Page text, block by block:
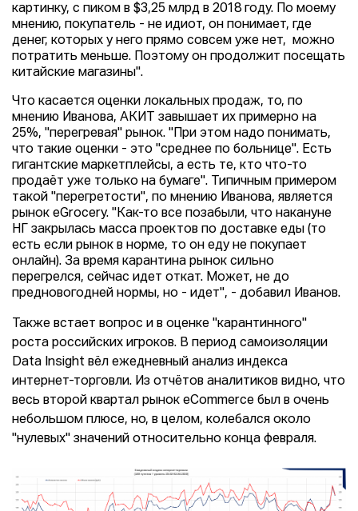
картинку, с пиком в $3,25 млрд в 2018 году. По моему
мнению, покупатель - не идиот, он понимает, где
денег, которых у него прямо совсем уже нет, можно
потратить меньше. Поэтому он продолжит посещать
китайские магазины".
Что касается оценки локальных продаж, то, по
мнению Иванова, АКИТ завышает их примерно на
25%, "перегревая" рынок. "При этом надо понимать,
что такие оценки - это "среднее по больнице". Есть
гигантские маркетплейсы, а есть те, кто что-то
продаёт уже только на бумаге". Типичным примером
такой "перегретости", по мнению Иванова, является
рынок eGrocery. "Как-то все позабыли, что накануне
НГ закрылась масса проектов по доставке еды (то
есть если рынок в норме, то он еду не покупает
онлайн). За время карантина рынок сильно
перегрелся, сейчас идет откат. Может, не до
предновогодней нормы, но - идет", - добавил Иванов.
Также встает вопрос и в оценке "карантинного"
роста российских игроков. В период самоизоляции
Data Insight вёл ежедневный анализ индекса
интернет-торговли. Из отчётов аналитиков видно, что
весь второй квартал рынок eCommerce был в очень
небольшом плюсе, но, в целом, колебался около
"нулевых" значений относительно конца февраля.